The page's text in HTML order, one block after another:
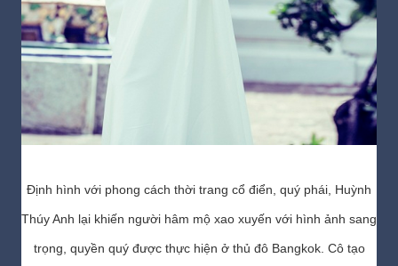
Định hình với phong cách thời trang cổ điển, quý phái, Huỳnh
Thúy Anh lại khiến người hâm mộ xao xuyến với hình ảnh sang
trọng, quyền quý được thực hiện ở thủ đô Bangkok. Cô tạo